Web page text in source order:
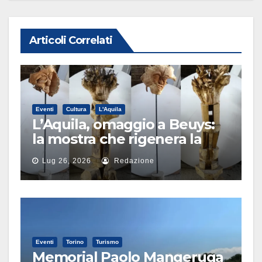
Articoli Correlati
Eventi Cultura L'Aquila
L’Aquila, omaggio a Beuys:
la mostra che rigenera la
città
Lug 26, 2026 Redazione
Eventi Torino Turismo
Memorial Paolo Mangeruga